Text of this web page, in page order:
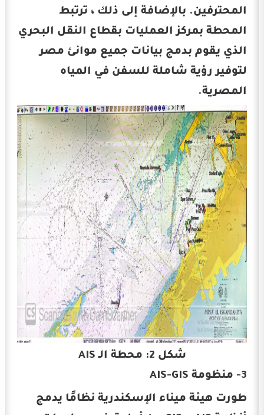
المحترفين. بالإضافة إلى ذلك ، ترتبط
المحطة بمركز العمليات بقطاع النقل البحري
الذي يقوم بدمج بيانات جميع موانئ مصر
لتوفير رؤية شاملة للسفن في المياه
المصرية.
شكل 2: محطة الـ AIS
3- منظومة AIS-GIS
طورت هيئة ميناء الإسكندرية نظامًا يدمج